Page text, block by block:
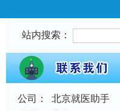
站内搜索：
公司：
北京就医助手